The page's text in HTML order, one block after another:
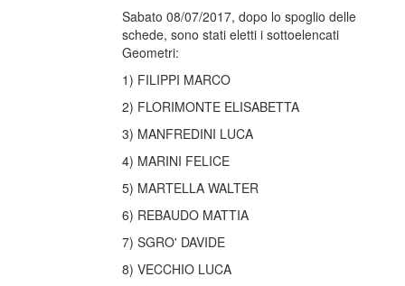
Sabato 08/07/2017, dopo lo spoglio delle
schede, sono stati eletti i sottoelencati
Geometri:
1) FILIPPI MARCO
2) FLORIMONTE ELISABETTA
3) MANFREDINI LUCA
4) MARINI FELICE
5) MARTELLA WALTER
6) REBAUDO MATTIA
7) SGRO' DAVIDE
8) VECCHIO LUCA